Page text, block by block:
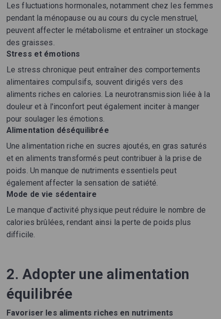
Les fluctuations hormonales, notamment chez les femmes
pendant la ménopause ou au cours du cycle menstruel,
peuvent affecter le métabolisme et entraîner un stockage
des graisses.
Stress et émotions
Le stress chronique peut entraîner des comportements
alimentaires compulsifs, souvent dirigés vers des
aliments riches en calories. La neurotransmission liée à la
douleur et à l'inconfort peut également inciter à manger
pour soulager les émotions.
Alimentation déséquilibrée
Une alimentation riche en sucres ajoutés, en gras saturés
et en aliments transformés peut contribuer à la prise de
poids. Un manque de nutriments essentiels peut
également affecter la sensation de satiété.
Mode de vie sédentaire
Le manque d’activité physique peut réduire le nombre de
calories brûlées, rendant ainsi la perte de poids plus
difficile.
2. Adopter une alimentation
équilibrée
Favoriser les aliments riches en nutriments